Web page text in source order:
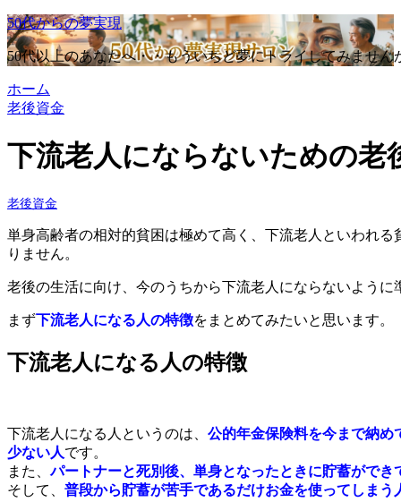
50代からの夢実現
50代以上のあなたへ・・もういちど夢にトライしてみません
ホーム
老後資金
下流老人にならないための老
老後資金
単身高齢者の相対的貧困は極めて高く、下流老人といわれ
りません。
老後の生活に向け、今のうちから下流老人にならないよう
まず下流老人になる人の特徴をまとめてみたいと思います。
下流老人になる人の特徴
下流老人になる人というのは、 公的年金保険料を今まで納め
少ない人です。
また、パートナーと死別後、単身となったときに貯蓄ができ
そして、 普段から貯蓄が苦手であるだけお金を使ってしまう